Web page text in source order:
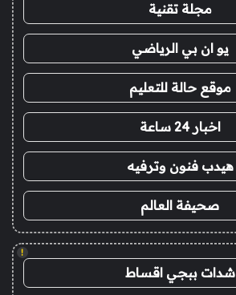
مجلة تقنية
يو ان بي الرياضي
موقع حالة للتعليم
اخبار 24 ساعة
هيدب فنون وترفيه
صحيفة العالم
!
شدات ببجي اقساط